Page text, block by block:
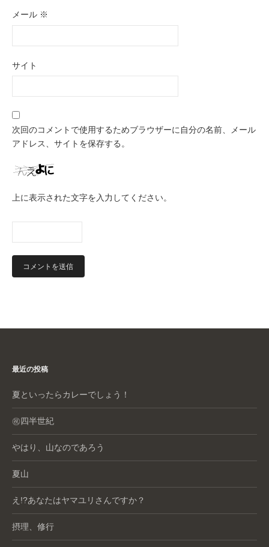
メール ※
サイト
次回のコメントで使用するためブラウザーに自分の名前、メール
アドレス、サイトを保存する。
上に表示された文字を入力してください。
最近の投稿
夏といったらカレーでしょう！
㊗️四半世紀
やはり、山なのであろう
夏山
え!?あなたはヤマユリさんですか？
摂理、修行